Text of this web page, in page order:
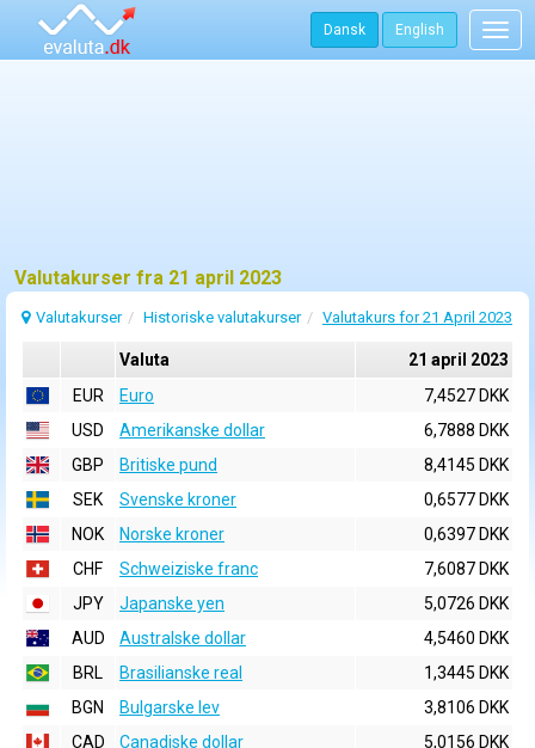
Dansk English
Valutakurser fra 21 april 2023
Valutakurser Historiske valutakurser Valutakurs for 21 April 2023
Valuta
21 april 2023
EUR
Euro
7,4527 DKK
USD
Amerikanske dollar
6,7888 DKK
GBP
Britiske pund
8,4145 DKK
SEK
Svenske kroner
0,6577 DKK
NOK
Norske kroner
0,6397 DKK
CHF
Schweiziske franc
7,6087 DKK
JPY
Japanske yen
5,0726 DKK
AUD
Australske dollar
4,5460 DKK
BRL
Brasilianske real
1,3445 DKK
BGN
Bulgarske lev
3,8106 DKK
CAD
Canadiske dollar
5,0156 DKK